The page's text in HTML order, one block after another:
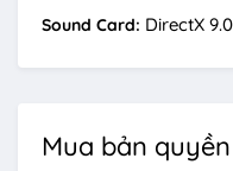
Sound Card: DirectX
Mua bản